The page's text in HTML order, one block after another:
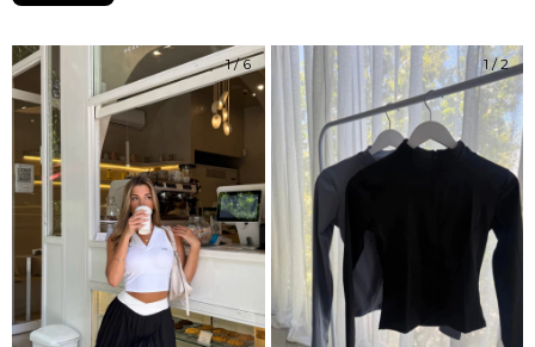
1/6 1 /2